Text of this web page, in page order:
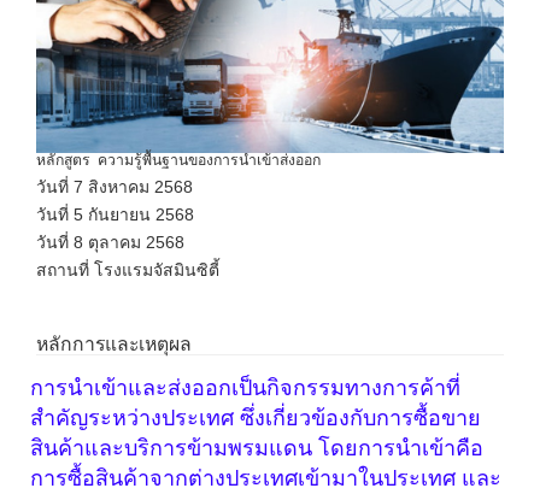
หลักสูตร ความรู้พื้นฐานของการนำเข้าส่งออก
วันที่ 7 สิงหาคม 2568
วันที่ 5 กันยายน 2568
วันที่ 8 ตุลาคม 2568
สถานที่ โรงแรมจัสมินซิตี้
หลักการและเหตุผล
การนำเข้าและส่งออกเป็นกิจกรรมทางการค้าที่
สำคัญระหว่างประเทศ ซึ่งเกี่ยวข้องกับการซื้อขาย
สินค้าและบริการข้ามพรมแดน โดยการนำเข้าคือ
การซื้อสินค้าจากต่างประเทศเข้ามาในประเทศ และ